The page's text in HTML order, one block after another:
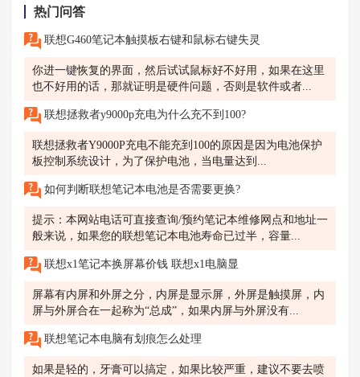
热门问答
联想G460笔记本触摸板右键和鼠标右键失灵
你进一键恢复的界面，然后试试鼠标好不好用，如果在这里
也不好用的话，那就证明是硬件问题，否则是软件或者...
联想拯救者y9000p充电为什么充不到100?
联想拯救者Y9000P充电不能充到100的原因是因为电池保护
板控制系统设计，为了保护电池，当电量达到...
如何判断联想笔记本电池是否需要更换?
提示：本网站电话可直接查询/预约笔记本维修网点和地址一
般来说，如果您的联想笔记本电池寿命已过半，容量...
联想x1笔记本换屏幕价钱 联想x1电脑显
屏幕有内屏和外屏之分，内屏是显示屏，外屏是触摸屏，内
屏与外屏合在一起称为“总成”，如果内屏与外屏没有...
联想笔记本电脑有划痕怎么处理
如果是轻的，牙膏可以搞定，如果比较严重，建议不要去喷